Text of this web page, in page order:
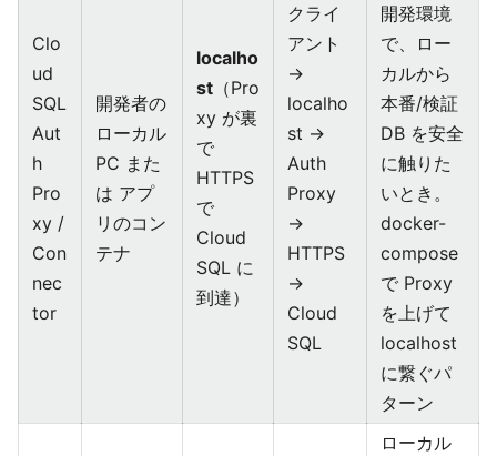
Clo
ud
SQL
Aut
h
Pro
xy /
Con
nec
tor
開発者の
ローカル
PC また
は アプ
リのコン
テナ
localho
st （Pro
xy が裏
で
HTTPS
で
Cloud
SQL に
到達）
クライ
アント
→
localho
st →
Auth
Proxy
→
HTTPS
→
Cloud
SQL
開発環境
で、ロー
カルから
本番/検証
DB を安全
に触りた
いとき。
docker-
compose
で Proxy
を上げて
localhost
に繋ぐパ
ターン
ローカル